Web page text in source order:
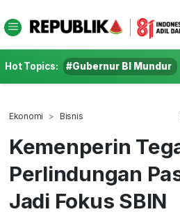
Hot Topics: #Gubernur BI Mundur
Ekonomi Bisnis
Kemenperin
Perlindungan
Jadi Fokus SBIN